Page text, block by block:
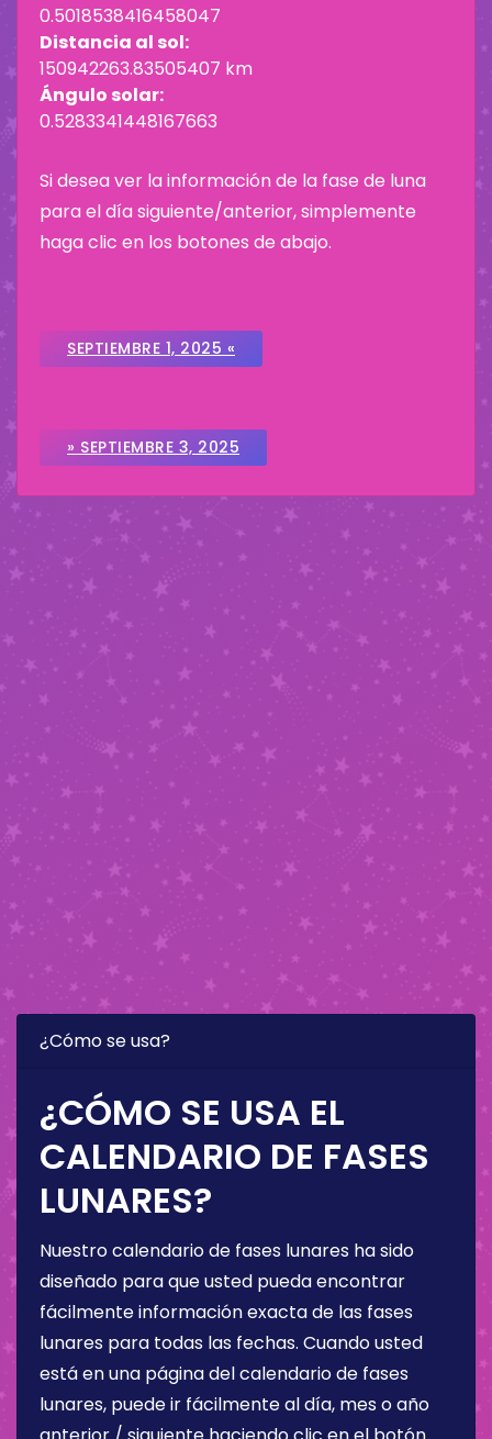
0.5018538416458047
Distancia al sol:
150942263.83505407 km
Ángulo solar:
0.5283341448167663
Si desea ver la información de la fase de luna
para el día siguiente/anterior, simplemente
haga clic en los botones de abajo.
SEPTIEMBRE 1, 2025 «
» SEPTIEMBRE 3, 2025
¿Cómo se usa?
¿CÓMO SE USA EL
CALENDARIO DE FASES
LUNARES?
Nuestro calendario de fases lunares ha sido
diseñado para que usted pueda encontrar
fácilmente información exacta de las fases
lunares para todas las fechas. Cuando usted
está en una página del calendario de fases
lunares, puede ir fácilmente al día, mes o año